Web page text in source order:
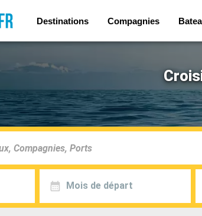
Destinations Compagnies
Mois de départ